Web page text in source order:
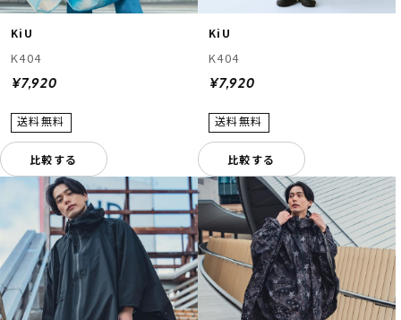
KiU
K404
¥7,920
比較する
KiU
K404
¥7,920
比較する